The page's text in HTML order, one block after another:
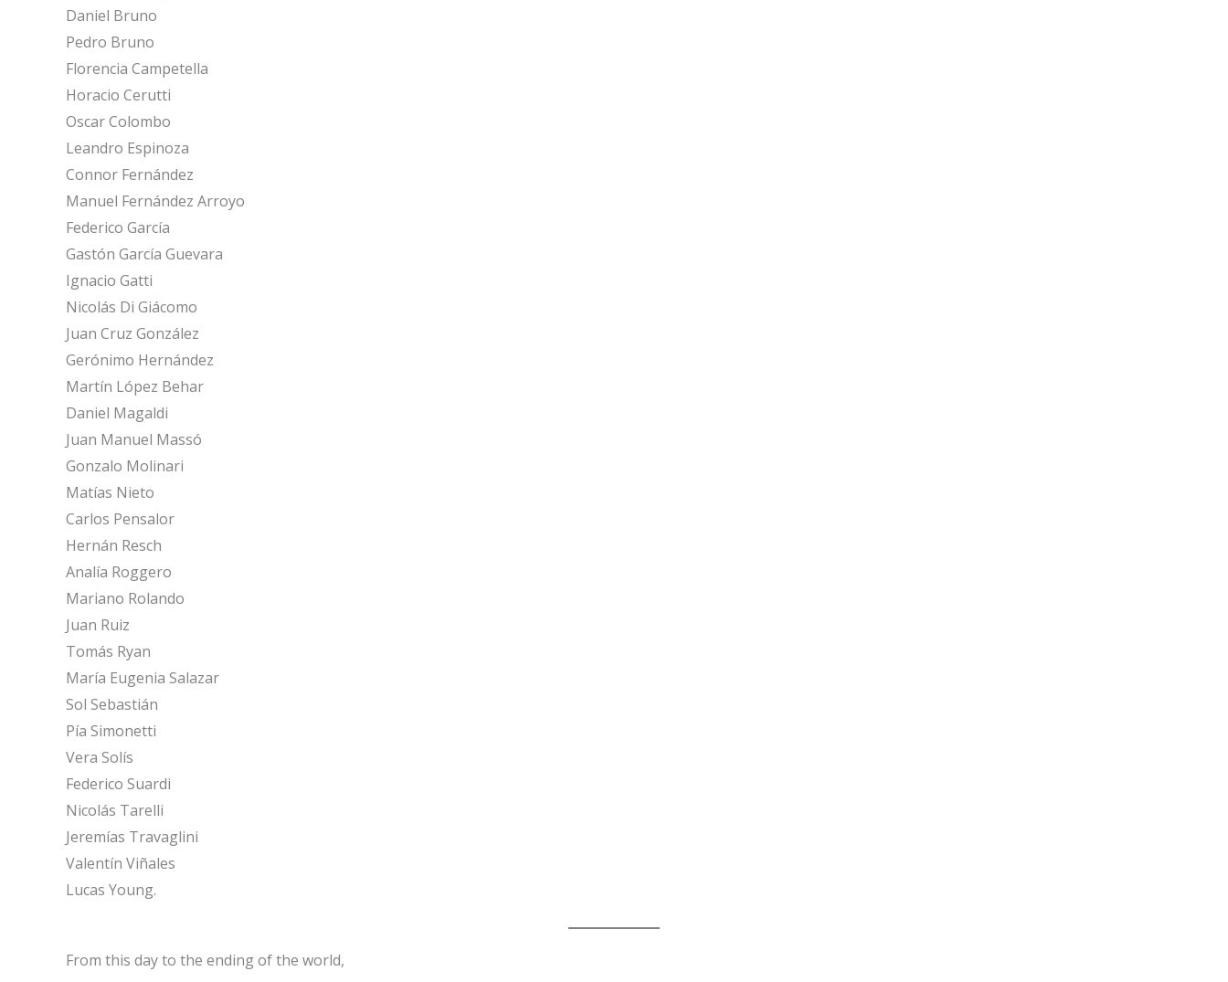
Daniel Bruno
Pedro Bruno
Florencia Campetella
Horacio Cerutti
Oscar Colombo
Leandro Espinoza
Connor Fernández
Manuel Fernández Arroyo
Federico García
Gastón García Guevara
Ignacio Gatti
Nicolás Di Giácomo
Juan Cruz González
Gerónimo Hernández
Martín López Behar
Daniel Magaldi
Juan Manuel Massó
Gonzalo Molinari
Matías Nieto
Carlos Pensalor
Hernán Resch
Analía Roggero
Mariano Rolando
Juan Ruiz
Tomás Ryan
María Eugenia Salazar
Sol Sebastián
Pía Simonetti
Vera Solís
Federico Suardi
Nicolás Tarelli
Jeremías Travaglini
Valentín Viñales
Lucas Young.
From this day to the ending of the world,